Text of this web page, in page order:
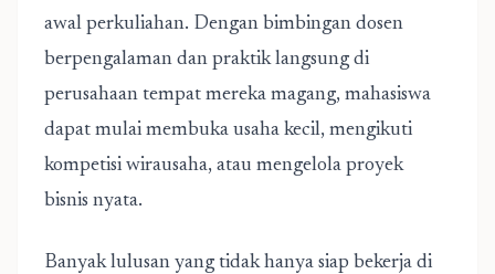
awal perkuliahan. Dengan bimbingan dosen
berpengalaman dan praktik langsung di
perusahaan tempat mereka magang, mahasiswa
dapat mulai membuka usaha kecil, mengikuti
kompetisi wirausaha, atau mengelola proyek
bisnis nyata.
Banyak lulusan yang tidak hanya siap bekerja di